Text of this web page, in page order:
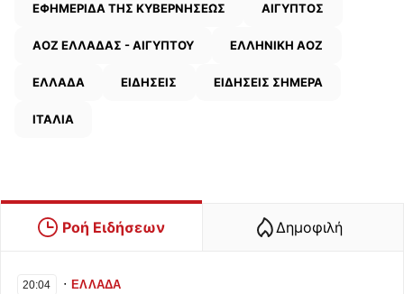
ΕΦΗΜΕΡΙΔΑ ΤΗΣ ΚΥΒΕΡΝΗΣΕΩΣ ΑΙΓΥΠΤΟΣ
ΑΟΖ ΕΛΛΑΔΑΣ - ΑΙΓΥΠΤΟΥ ΕΛΛΗΝΙΚΗ ΑΟΖ
ΕΛΛΑΔΑ ΕΙΔΗΣΕΙΣ ΕΙΔΗΣΕΙΣ ΣΗΜΕΡΑ
ΙΤΑΛΙΑ
Ροή Ειδήσεων Δημοφιλή
20:04 ∙ΕΛΛΑΔΑ